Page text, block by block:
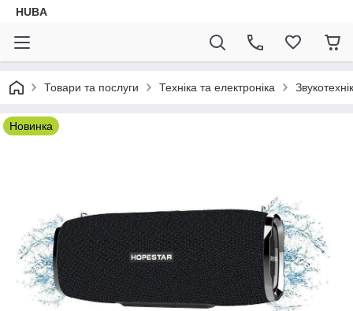
HUBA
Товари та послуги Техніка та електроніка
Новинка